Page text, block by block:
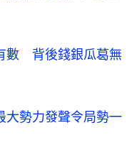
數　背後錢銀瓜葛無
大勢力發聲令局勢一